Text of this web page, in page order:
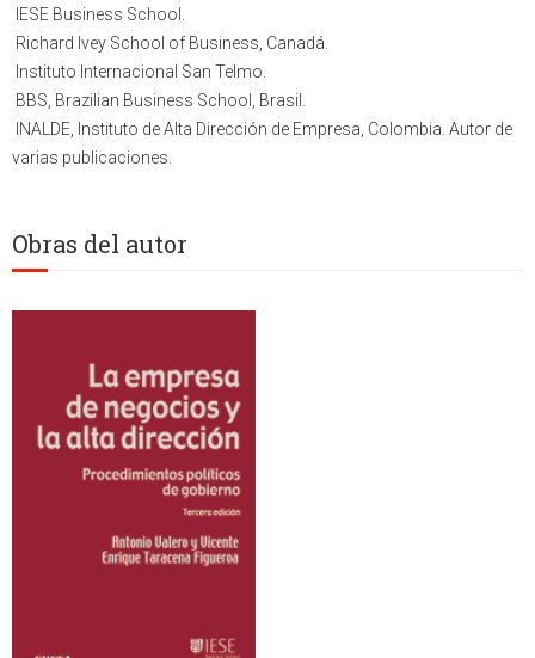
 IESE Business School.
 Richard Ivey School of Business, Canadá.
 Instituto Internacional San Telmo.
 BBS, Brazilian Business School, Brasil.
 INALDE, Instituto de Alta Dirección de Empresa, Colombia. Autor de
varias publicaciones.
Obras del autor